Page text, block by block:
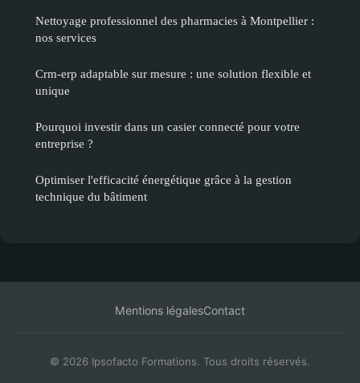
Nettoyage professionnel des pharmacies à Montpellier :
nos services
Crm-erp adaptable sur mesure : une solution flexible et
unique
Pourquoi investir dans un casier connecté pour votre
entreprise ?
Optimiser l'efficacité énergétique grâce à la gestion
technique du bâtiment
Mentions légalesContact
© 2026 Ipsofacto Formations. Tous droits réservés.